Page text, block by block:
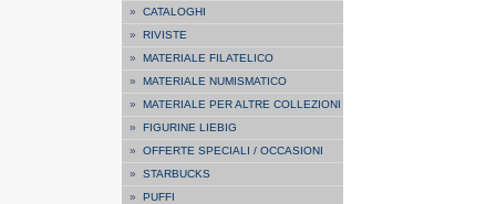
» CATALOGHI
» RIVISTE
» MATERIALE FILATELICO
» MATERIALE NUMISMATICO
» MATERIALE PER ALTRE COLLEZIONI
» FIGURINE LIEBIG
» OFFERTE SPECIALI / OCCASIONI
» STARBUCKS
» PUFFI